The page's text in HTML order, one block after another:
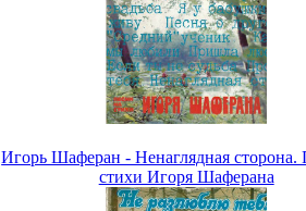
Игорь Шаферан - Ненаглядная сторона.
стихи Игоря Шаферана